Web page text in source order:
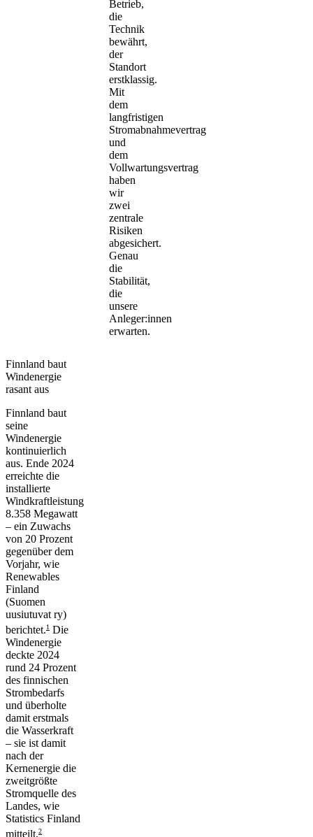
Betrieb,
die
Technik
bewährt,
der
Standort
erstklassig.
Mit
dem
langfristigen
Stromabnahmevertrag
und
dem
Vollwartungsvertrag
haben
wir
zwei
zentrale
Risiken
abgesichert.
Genau
die
Stabilität,
die
unsere
Anleger:innen
erwarten.
Finnland baut
Windenergie
rasant aus
Finnland baut
seine
Windenergie
kontinuierlich
aus. Ende 2024
erreichte die
installierte
Windkraftleistung
8.358 Megawatt
– ein Zuwachs
von 20 Prozent
gegenüber dem
Vorjahr, wie
Renewables
Finland
(Suomen
uusiutuvat ry)
berichtet.1 Die
Windenergie
deckte 2024
rund 24 Prozent
des finnischen
Strombedarfs
und überholte
damit erstmals
die Wasserkraft
– sie ist damit
nach der
Kernenergie die
zweitgrößte
Stromquelle des
Landes, wie
Statistics Finland
mitteilt.2